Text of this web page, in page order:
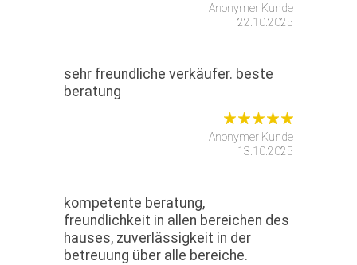
Anonymer Kunde
22.10.2025
sehr freundliche verkäufer. beste
beratung
Anonymer Kunde
13.10.2025
kompetente beratung,
freundlichkeit in allen bereichen des
hauses, zuverlässigkeit in der
betreuung über alle bereiche.